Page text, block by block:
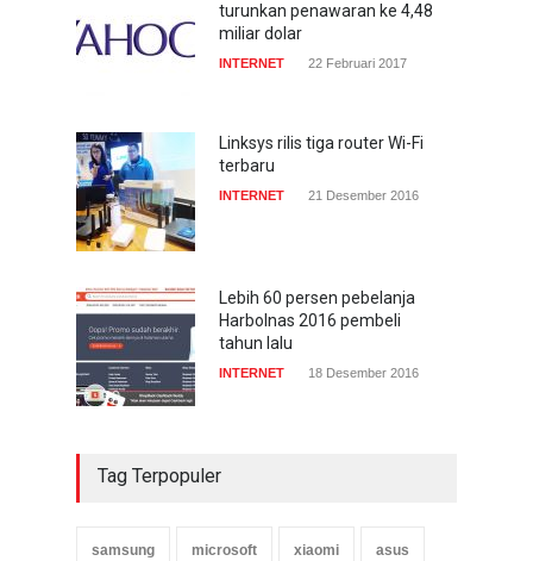
turunkan penawaran ke 4,48
miliar dolar
INTERNET 22 Februari 2017
Linksys rilis tiga router Wi-Fi
terbaru
INTERNET 21 Desember 2016
Lebih 60 persen pebelanja
Harbolnas 2016 pembeli
tahun lalu
INTERNET 18 Desember 2016
Tag Terpopuler
samsung microsoft xiaomi asus